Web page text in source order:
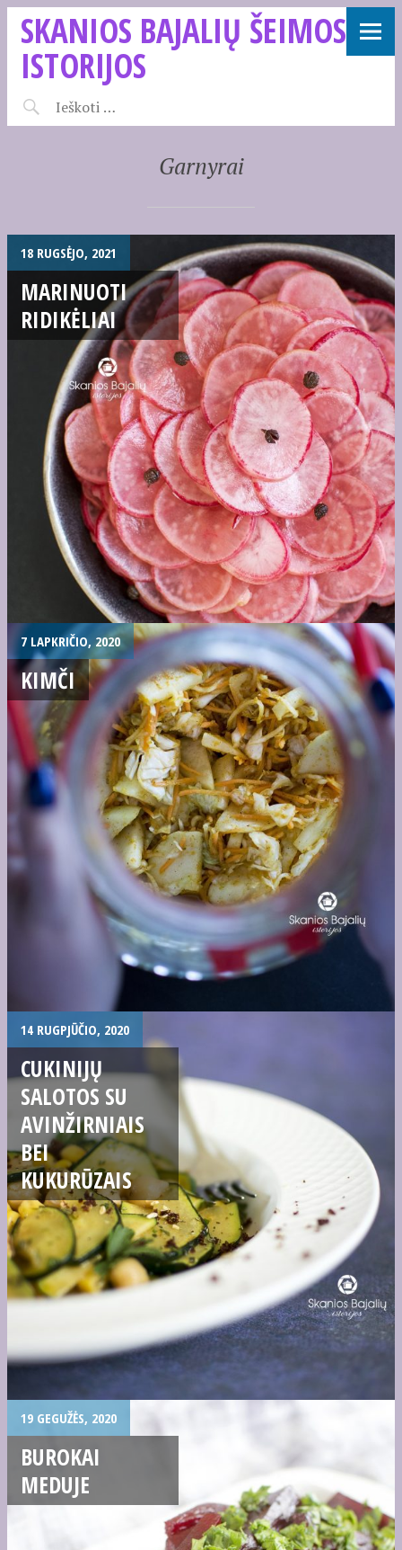
SKANIOS BAJALIŲ ŠEIMOS
ISTORIJOS
Garnyrai
18 RUGSĖJO, 2021
MARINUOTI
RIDIKĖLIAI
7 LAPKRIČIO, 2020
KIMČI
14 RUGPJŪČIO, 2020
CUKINIJŲ
SALOTOS SU
AVINŽIRNIAIS
BEI
KUKURŪZAIS
19 GEGUŽĖS, 2020
BUROKAI
MEDUJE